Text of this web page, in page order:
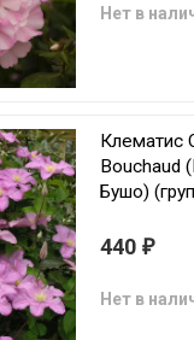
Нет в
Клематис
Bouchaud
Бушо)
440 ₽
Нет в